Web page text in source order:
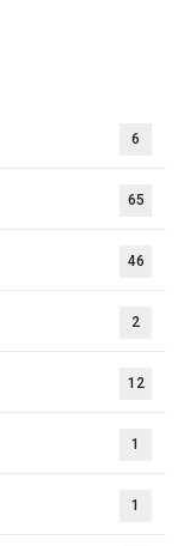
6
65
46
2
12
1
1